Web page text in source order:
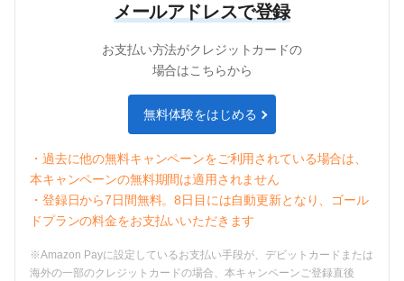
メールアドレスで登録
お支払い方法がクレジットカードの
場合はこちらから
無料体験をはじめる
・過去に他の無料キャンペーンをご利用されている場合は、
本キャンペーンの無料期間は適用されません
・登録日から7日間無料。8日目には自動更新となり、
ゴール
ドプランの料金をお支払いいただきます
※Amazon Payに設定しているお支払い手段が、デビットカードまたは
海外の一部のクレジットカードの場合、本キャンペーンご登録直後